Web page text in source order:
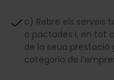
c) Rebre els serveis
o pactades i, en tot
de la seua
categoria de